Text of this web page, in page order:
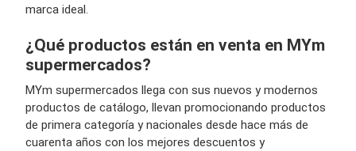
marca ideal.
¿Qué productos están en venta en MYm
supermercados?
MYm supermercados llega con sus nuevos y modernos
productos de catálogo, llevan promocionando productos
de primera categoría y nacionales desde hace más de
cuarenta años con los mejores descuentos y